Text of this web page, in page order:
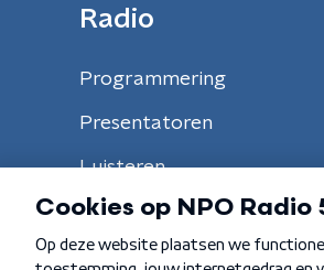
Radio
Programmering
Presentatoren
Luisteren